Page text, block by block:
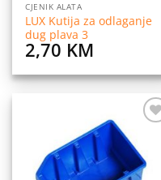
CJENIK ALATA
LUX Kutija za odlaganje
dug plava 3
2,70 KM
listu
želja